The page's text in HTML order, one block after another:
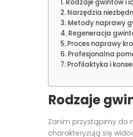
Rodzaje gwintów i
Narzędzia
Metody naprawy
Regeneracja
Proces naprawy
Profesjonalna
Profilaktyka i
Rodzaje
Zanim przystąpimy do
charakteryzują się